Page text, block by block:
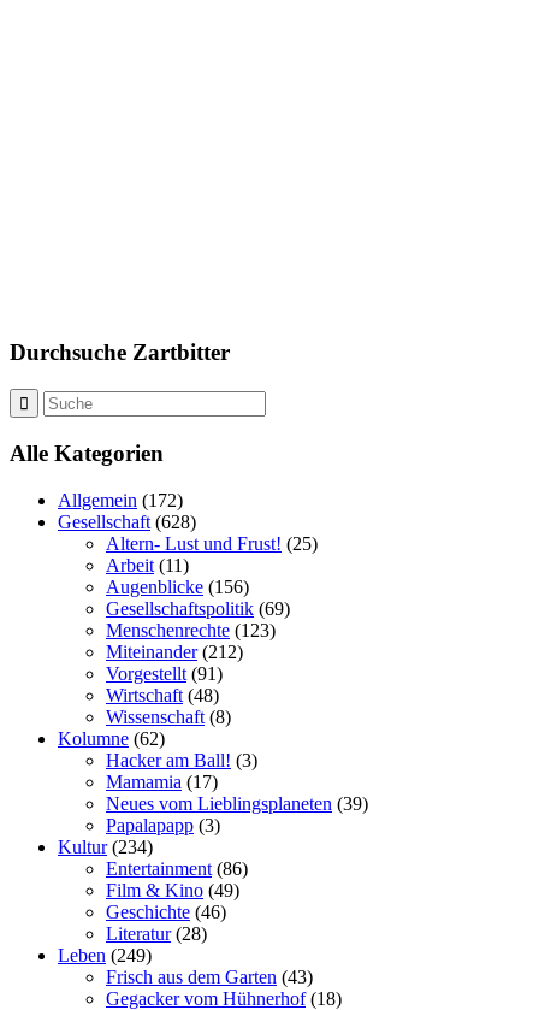
Durchsuche Zartbitter
Alle Kategorien
Allgemein (172)
Gesellschaft (628)
Altern- Lust und Frust! (25)
Arbeit (11)
Augenblicke (156)
Gesellschaftspolitik (69)
Menschenrechte (123)
Miteinander(212)
Vorgestellt (91)
Wirtschaft (48)
Wissenschaft (8)
Kolumne (62)
Hacker am Ball! (3)
Mamamia (17)
Neues vom Lieblingsplaneten (39)
Papalapapp (3)
Kultur(234)
Entertainment (86)
Film & Kino (49)
Geschichte (46)
Literatur(28)
Leben (249)
Frisch aus dem Garten (43)
Gegacker vom Hühnerhof(18)